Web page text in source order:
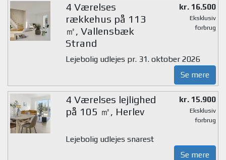
4 Værelses
rækkehus på 113
㎡, Vallensbæk
Strand
kr. 16.500
Eksklusiv
forbrug
Lejebolig udlejes pr. 31. oktober 2026
Se mere
4 Værelses lejlighed
på 105 ㎡, Herlev
kr. 15.900
Eksklusiv
forbrug
Lejebolig udlejes snarest
Se mere